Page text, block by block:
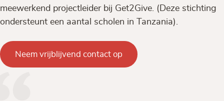
meewerkend projectleider bij Get2Give. (Deze stichting
ondersteunt een aantal scholen in Tanzania).
Neem vrijblijvend contact op